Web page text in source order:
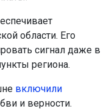
и верности.
новостью: